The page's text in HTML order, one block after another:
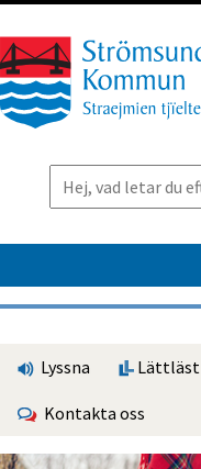
Lyssna Lättläst
Kontakta oss